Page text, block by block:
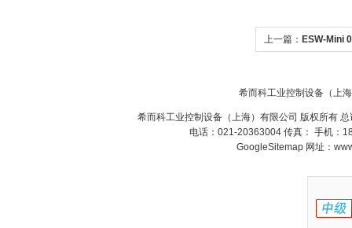
上一篇： ESW-Mini
希而科工业控制设备（上
希而科工业控制设备（上海）有限公司 版权所有
电话：021-20363004 传真： 手机：
GoogleSitemap网址：